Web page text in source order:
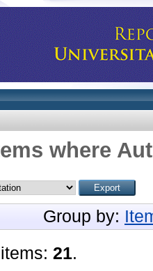
where
Group by:
21.